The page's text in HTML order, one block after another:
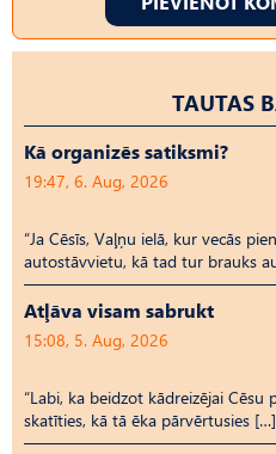
TAUTAS
Kā organizēs satiksmi?
19:47, 6. Aug, 2026
“Ja Cēsīs, Vaļņu ielā, kur vecās
autostāvvietu, kā tad tur brauks
Atļāva visam sabrukt
15:08, 5. Aug, 2026
“Labi, ka beidzot kādreizējai
skatīties, kā tā ēka pārvērtusies […]